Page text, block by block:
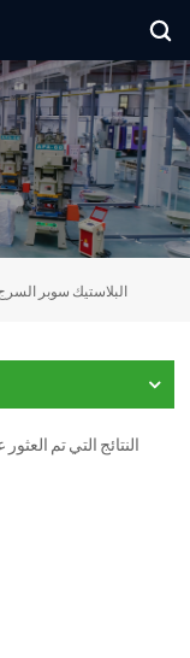
البلاستيك سوبر